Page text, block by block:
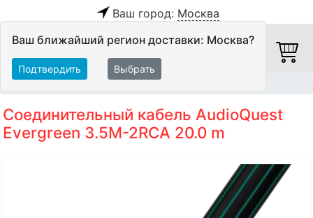
Ваш город: Москва
Ваш ближайший регион доставки: Москва?
Подтвердить Выбрать
Соединительный кабель AudioQuest
Evergreen 3.5M-2RCA 20.0 m